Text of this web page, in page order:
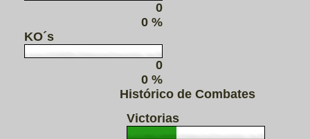
0
0 %
KO´s
0
0 %
Histórico de Combates
Victorias